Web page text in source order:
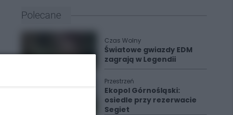
Polecane
Czas Wolny
Światowe gwiazdy EDM
zagrają w Legendii
Przestrzeń
Ekopol Górnośląski:
osiedle przy rezerwacie
Segiet